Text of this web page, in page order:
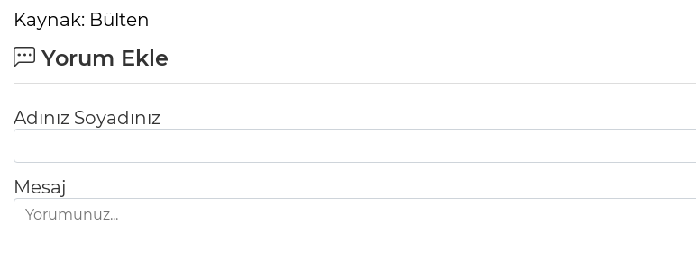
Kaynak: Bülten
Yorum Ekle
Adınız Soyadınız
Mesaj